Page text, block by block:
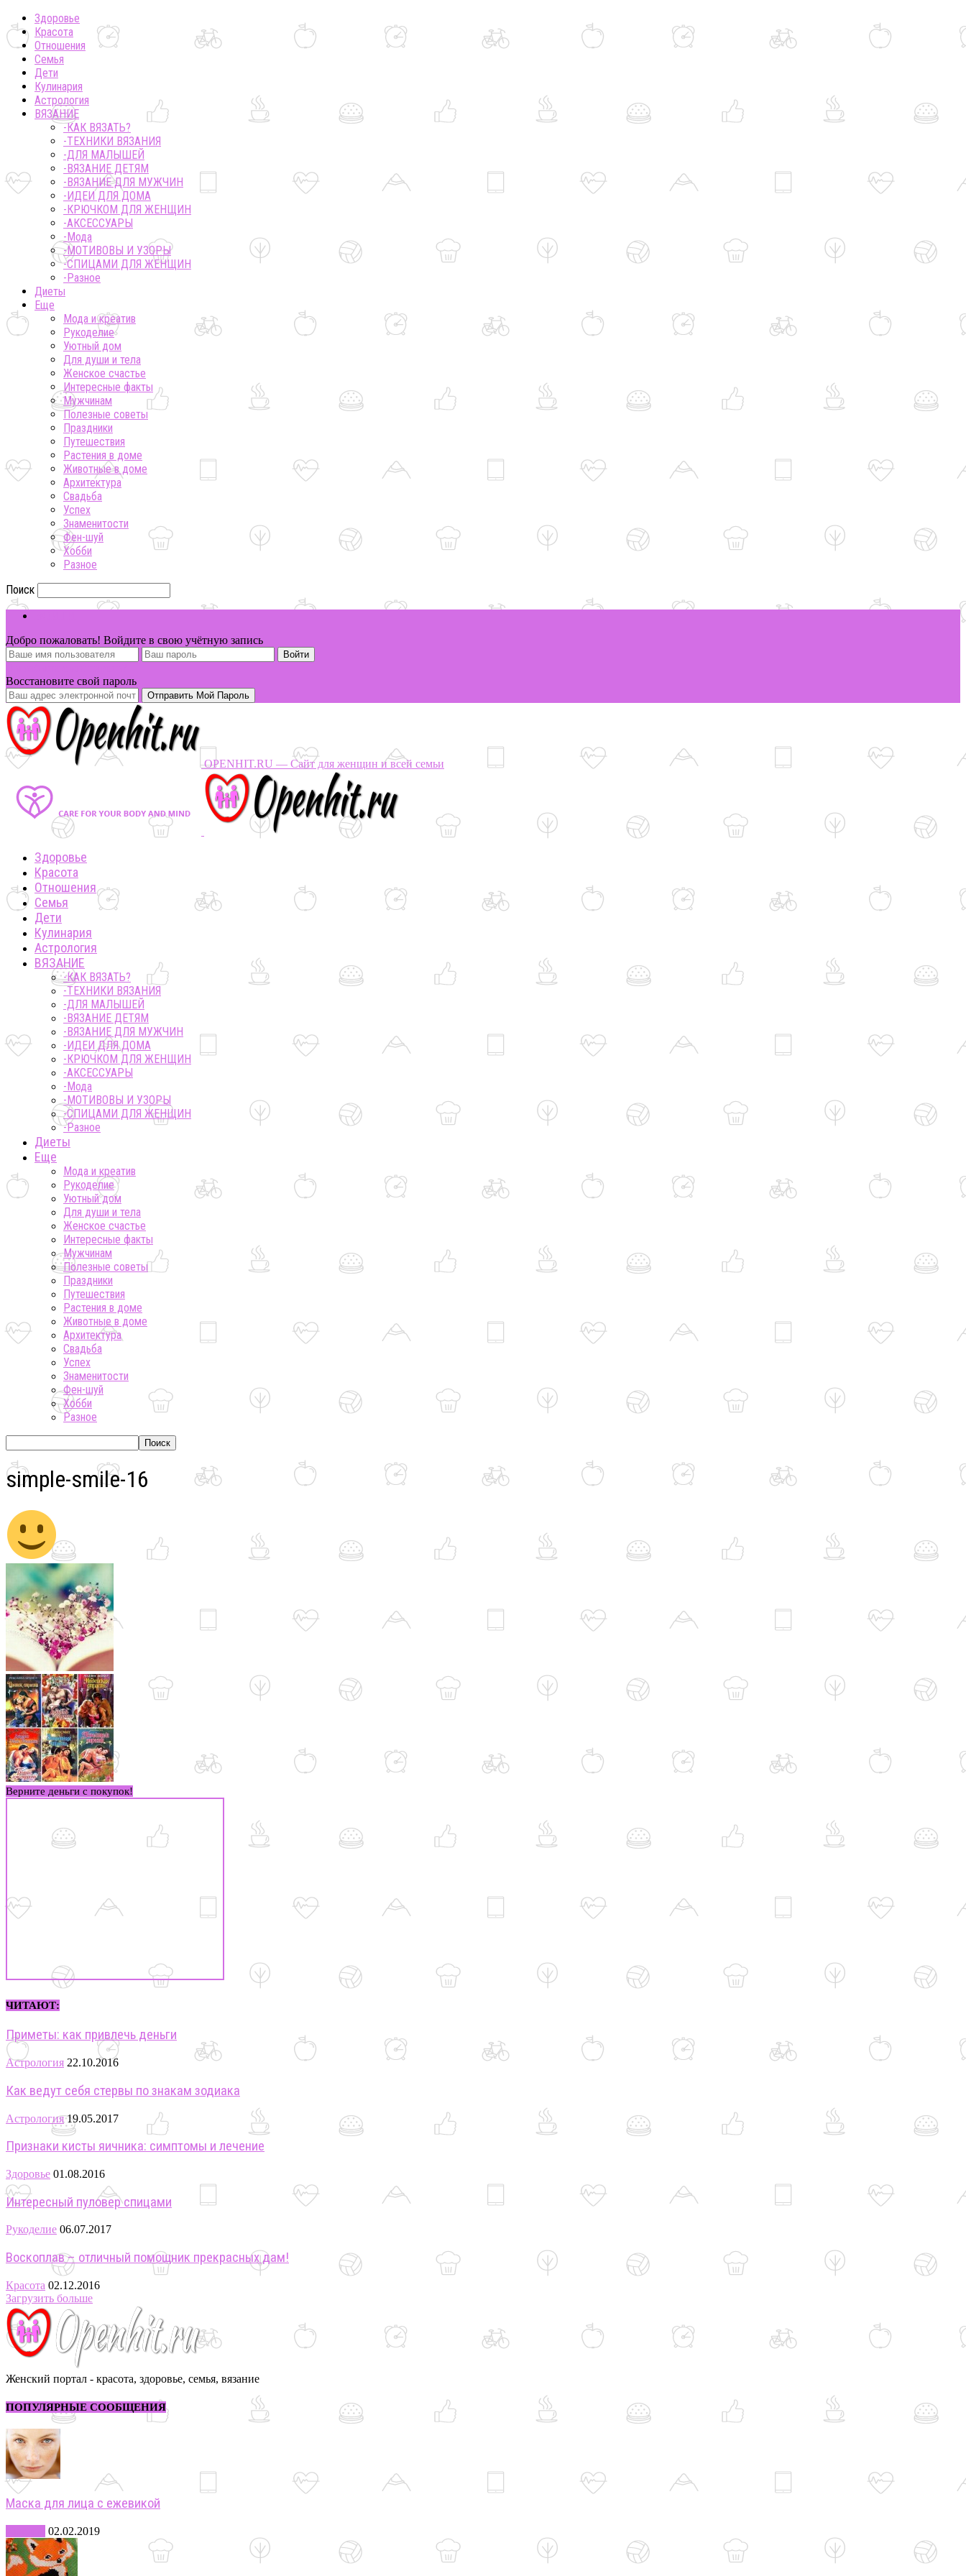
Здоровье
Красота
Отношения
Семья
Дети
Кулинария
Астрология
ВЯЗАНИЕ
-КАК ВЯЗАТЬ?
-ТЕХНИКИ ВЯЗАНИЯ
-ДЛЯ МАЛЫШЕЙ
-ВЯЗАНИЕ ДЕТЯМ
-ВЯЗАНИЕ ДЛЯ МУЖЧИН
-ИДЕИ ДЛЯ ДОМА
-КРЮЧКОМ ДЛЯ ЖЕНЩИН
-AКСЕССУАРЫ
-Мода
-МОТИВОВЫ И УЗОРЫ
-СПИЦАМИ ДЛЯ ЖЕНЩИН
-Разное
Диеты
Еще
Мода и креатив
Рукоделие
Уютный дом
Для души и тела
Женское счастье
Интересные факты
Мужчинам
Полезные советы
Праздники
Путешествия
Растения в доме
Животные в доме
Архитектура
Свадьба
Успех
Знаменитости
Фен-шуй
Хобби
Разное
Поиск
Добро пожаловать! Войдите в свою учётную запись
Восстановите свой пароль
OPENHIT.RU — Сайт для женщин и всей семьи
Здоровье
Красота
Отношения
Семья
Дети
Кулинария
Астрология
ВЯЗАНИЕ
-КАК ВЯЗАТЬ?
-ТЕХНИКИ ВЯЗАНИЯ
-ДЛЯ МАЛЫШЕЙ
-ВЯЗАНИЕ ДЕТЯМ
-ВЯЗАНИЕ ДЛЯ МУЖЧИН
-ИДЕИ ДЛЯ ДОМА
-КРЮЧКОМ ДЛЯ ЖЕНЩИН
-AКСЕССУАРЫ
-Мода
-МОТИВОВЫ И УЗОРЫ
-СПИЦАМИ ДЛЯ ЖЕНЩИН
-Разное
Диеты
Еще
Мода и креатив
Рукоделие
Уютный дом
Для души и тела
Женское счастье
Интересные факты
Мужчинам
Полезные советы
Праздники
Путешествия
Растения в доме
Животные в доме
Архитектура
Свадьба
Успех
Знаменитости
Фен-шуй
Хобби
Разное
simple-smile-16
Верните деньги с покупок!
ЧИТАЮТ:
Приметы: как привлечь деньги
Астрология 22.10.2016
Как ведут себя стервы по знакам зодиака
Астрология 19.05.2017
Признаки кисты яичника: симптомы и лечение
Здоровье 01.08.2016
Интересный пуловер спицами
Рукоделие 06.07.2017
Воскоплав – отличный помощник прекрасных дам!
Красота 02.12.2016
Загрузить больше
Женский портал - красота, здоровье, семья, вязание
ПОПУЛЯРНЫЕ СООБЩЕНИЯ
Маска для лица с ежевикой
02.02.2019